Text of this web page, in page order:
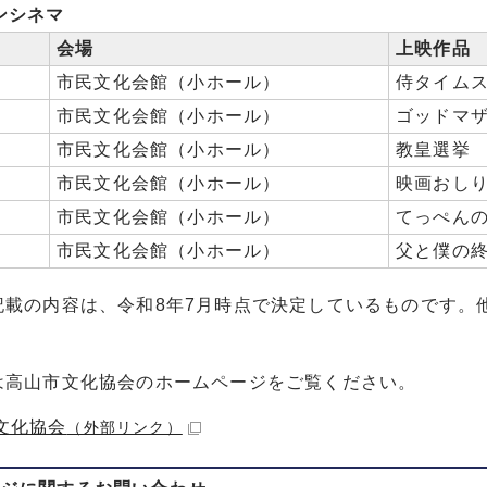
シネマ
会場
上映作品
市民文化会館（小ホール）
侍タイム
市民文化会館（小ホール）
ゴッドマ
市民文化会館（小ホール）
教皇選挙
市民文化会館（小ホール）
映画おし
市民文化会館（小ホール）
てっぺん
市民文化会館（小ホール） 父と僕の
の内容は、令和8年7月時点で決定しているものです。
山市文化協会のホームページをご覧ください。
化協会 （外部リンク）